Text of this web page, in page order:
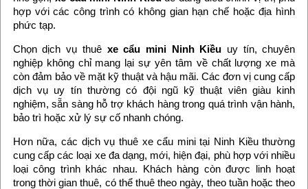
hợp với các công trình có không gian hạn chế hoặc địa hình
phức tạp.
Chọn dịch vụ thuê xe cẩu mini Ninh Kiều uy tín, chuyên
nghiệp không chỉ mang lại sự yên tâm về chất lượng xe mà
còn đảm bảo về mặt kỹ thuật và hậu mãi. Các đơn vị cung cấp
dịch vụ uy tín thường có đội ngũ kỹ thuật viên giàu kinh
nghiệm, sẵn sàng hỗ trợ khách hàng trong quá trình vận hành,
bảo trì hoặc xử lý sự cố nhanh chóng.
Hơn nữa, các dịch vụ thuê xe cẩu mini tại Ninh Kiều thường
cung cấp các loại xe đa dạng, mới, hiện đại, phù hợp với nhiều
loại công trình khác nhau. Khách hàng còn được linh hoạt
trong thời gian thuê, có thể thuê theo ngày, theo tuần hoặc theo